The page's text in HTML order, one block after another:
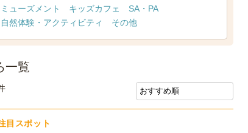
ューズメント キッズカフェ
SA・PA
自然体験・アクティビティ その他
一覧
目スポット